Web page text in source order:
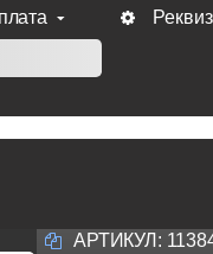
Forme при оплате
АРТИКУЛ: